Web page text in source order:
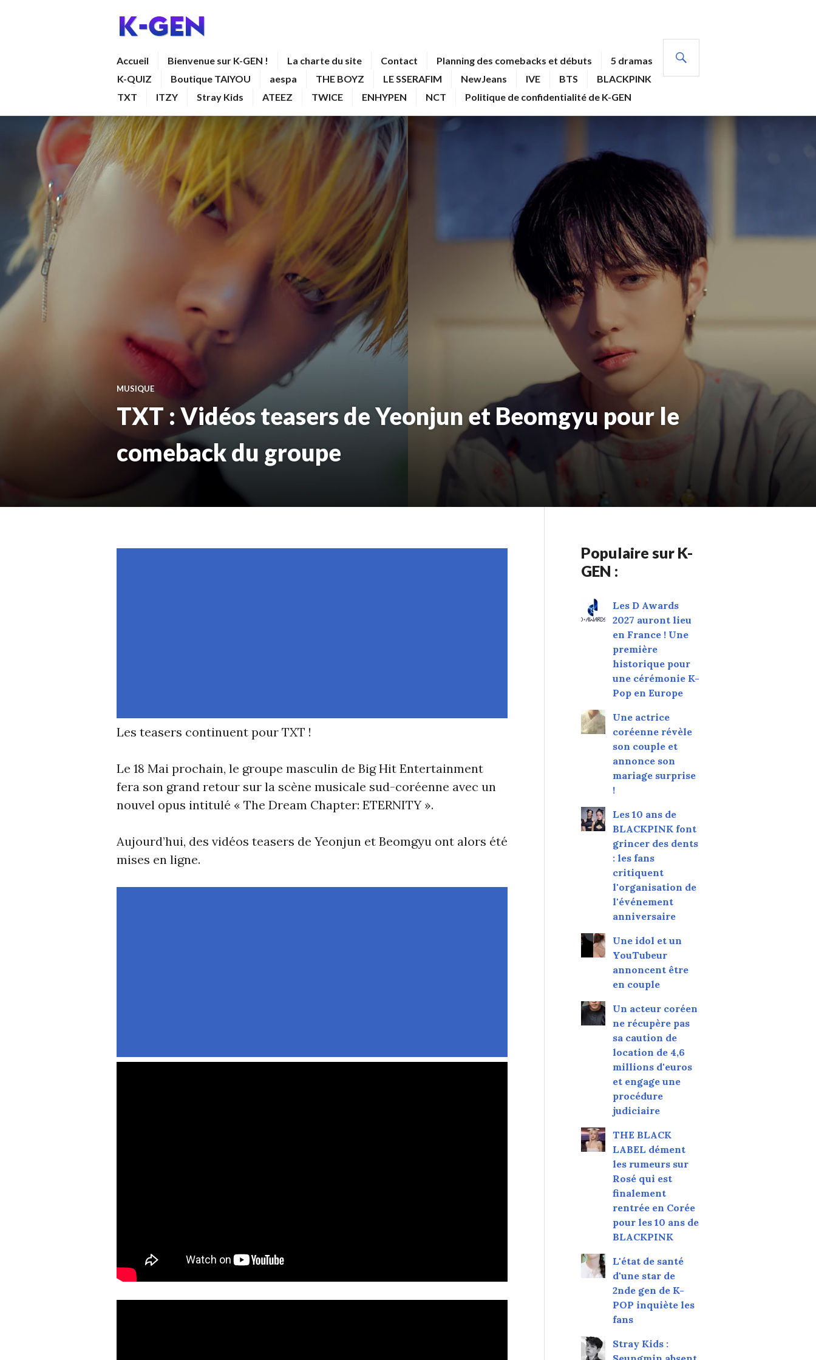
Accueil Bienvenue sur K-GEN ! La charte du site Contact Planning des comebacks et débuts
5 dramas
K-QUIZ
Boutique TAIYOU aespa THE BOYZ LE SSERAFIM NewJeans IVE BTS
BLACKPINK
TXT
ITZY Stray Kids ATEEZ TWICE ENHYPEN NCT Politique de confidentialité de K-GEN
MUSIQUE
TXT : Vidéos teasers de Yeonjun et Beomgyu pour le
comeback du groupe
Les teasers continuent pour TXT !
Le 18 Mai prochain, le groupe masculin de Big Hit Entertainment
fera son grand retour sur la scène musicale sud-coréenne avec un
nouvel opus intitulé « The Dream Chapter: ETERNITY ».
Aujourd’hui, des vidéos teasers de Yeonjun et Beomgyu ont alors été
mises en ligne.
Populaire sur K-
GEN :
Les D Awards
2027 auront lieu
en France ! Une
première
historique pour
une cérémonie K-
Pop en Europe
Une actrice
coréenne révèle
son couple et
annonce son
mariage surprise
!
Les 10 ans de
BLACKPINK font
grincer des dents
: les fans
critiquent
l'organisation de
l'événement
anniversaire
Une idol et un
YouTubeur
annoncent être
en couple
Un acteur coréen
ne récupère pas
sa caution de
location de 4,6
millions d'euros
et engage une
procédure
judiciaire
THE BLACK
LABEL dément
les rumeurs sur
Rosé qui est
finalement
rentrée en Corée
pour les 10 ans de
BLACKPINK
L'état de santé
d'une star de
2nde gen de K-
POP inquiète les
fans
Stray Kids :